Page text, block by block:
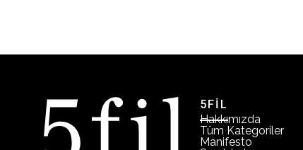
5FİL
Hakkımızda
Tüm Kategoriler
Manifesto